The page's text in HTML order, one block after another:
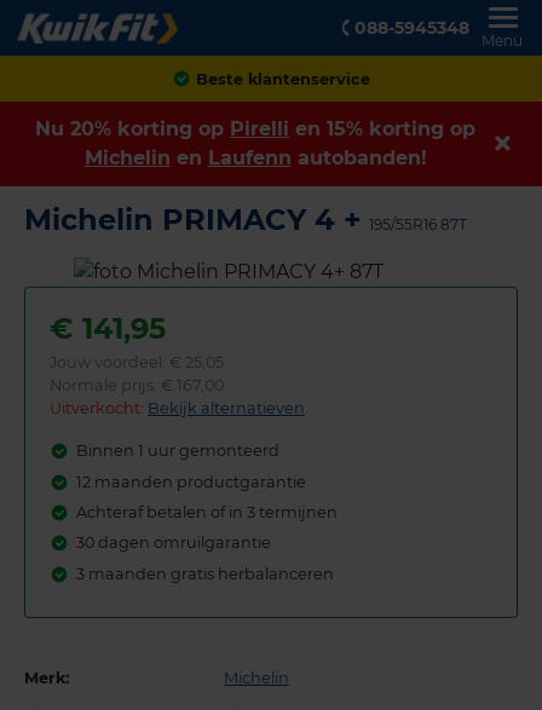
088-5945348
Menu
Achteraf betalen
Nu 20% korting op Pirelli en 15% korting op
Michelin en Laufenn autobanden!
Michelin PRIMACY 4 + 195/55R16 87T
€ 141,95
Jouw voordeel: € 25,05
Normale prijs: € 167,00
Uitverkocht: Bekijk alternatieven
Binnen 1 uur gemonteerd
12 maanden productgarantie
Achteraf betalen of in 3 termijnen
30 dagen omruilgarantie
3 maanden gratis herbalanceren
Merk: Michelin